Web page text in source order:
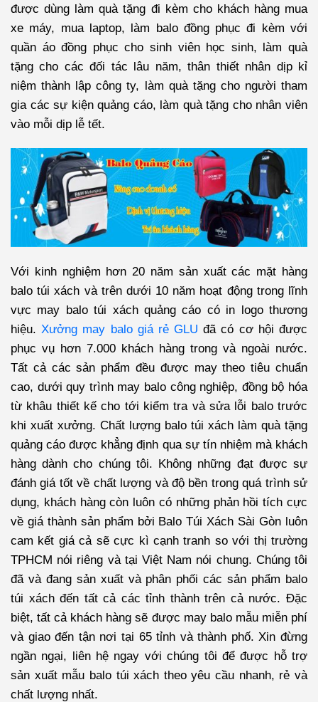
được dùng làm quà tặng đi kèm cho khách hàng mua
xe máy, mua laptop, làm balo đồng phục đi kèm với
quần áo đồng phục cho sinh viên học sinh, làm quà
tặng cho các đối tác lâu năm, thân thiết nhân dịp kỉ
niệm thành lập công ty, làm quà tặng cho người tham
gia các sự kiện quảng cáo, làm quà tặng cho nhân viên
vào mỗi dịp lễ tết.
Với kinh nghiệm hơn 20 năm sản xuất các mặt hàng
balo túi xách và trên dưới 10 năm hoạt động trong lĩnh
vực may balo túi xách quảng cáo có in logo thương
hiệu. Xưởng may balo giá rẻ GLU đã có cơ hội được
phục vụ hơn 7.000 khách hàng trong và ngoài nước.
Tất cả các sản phẩm đều được may theo tiêu chuẩn
cao, dưới quy trình may balo công nghiệp, đồng bộ hóa
từ khâu thiết kế cho tới kiểm tra và sửa lỗi balo trước
khi xuất xưởng. Chất lượng balo túi xách làm quà tặng
quảng cáo được khẳng định qua sự tín nhiệm mà khách
hàng dành cho chúng tôi. Không những đạt được sự
đánh giá tốt về chất lượng và độ bền trong quá trình sử
dụng, khách hàng còn luôn có những phản hồi tích cực
về giá thành sản phẩm bởi Balo Túi Xách Sài Gòn luôn
cam kết giá cả sẽ cực kì cạnh tranh so với thị trường
TPHCM nói riêng và tại Việt Nam nói chung. Chúng tôi
đã và đang sản xuất và phân phối các sản phẩm balo
túi xách đến tất cả các tỉnh thành trên cả nước. Đặc
biệt, tất cả khách hàng sẽ được may balo mẫu miễn phí
và giao đến tận nơi tại 65 tỉnh và thành phố. Xin đừng
ngần ngại, liên hệ ngay với chúng tôi để được hỗ trợ
sản xuất mẫu balo túi xách theo yêu cầu nhanh, rẻ và
chất lượng nhất.